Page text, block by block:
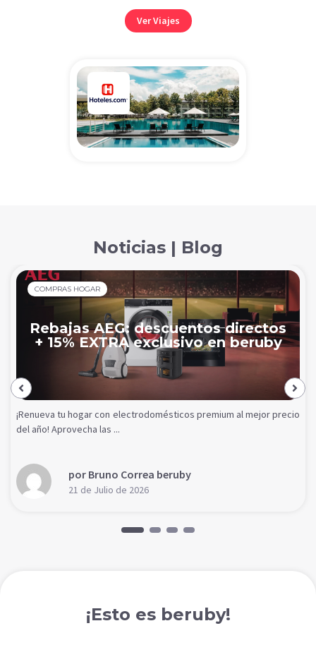
Ver Viajes
Noticias | Blog
COMPRAS HOGAR
Rebajas AEG: descuentos directos
+ 15% EXTRA exclusivo en beruby
¡Renueva tu hogar con electrodomésticos premium al mejor precio
del año! Aprovecha las ...
por Bruno Correa beruby
21 de Julio de 2026
¡Esto es beruby!